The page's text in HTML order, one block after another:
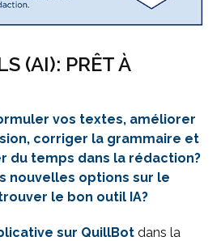
(AI): PRÊT À
vos textes, améliorer
corriger la grammaire et
du temps dans la rédaction?
nouvelles options sur le
le bon outil IA?
sur QuillBot dans la